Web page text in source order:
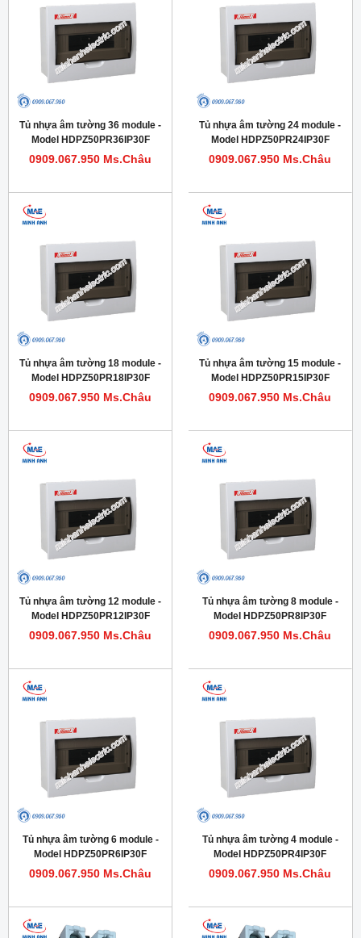
Tủ nhựa âm tường 36 module -
Model HDPZ50PR36IP30F
0909.067.950 Ms.Châu
Tủ nhựa âm tường 24 module -
Model HDPZ50PR24IP30F
0909.067.950 Ms.Châu
Tủ nhựa âm tường 18 module -
Model HDPZ50PR18IP30F
0909.067.950 Ms.Châu
Tủ nhựa âm tường 15 module -
Model HDPZ50PR15IP30F
0909.067.950 Ms.Châu
Tủ nhựa âm tường 12 module -
Model HDPZ50PR12IP30F
0909.067.950 Ms.Châu
Tủ nhựa âm tường 8 module -
Model HDPZ50PR8IP30F
0909.067.950 Ms.Châu
Tủ nhựa âm tường 6 module -
Model HDPZ50PR6IP30F
0909.067.950 Ms.Châu
Tủ nhựa âm tường 4 module -
Model HDPZ50PR4IP30F
0909.067.950 Ms.Châu